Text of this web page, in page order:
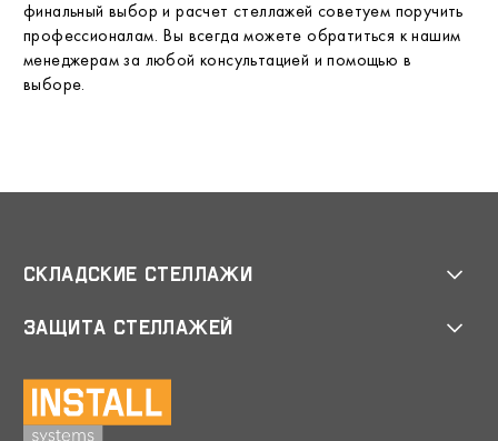
финальный выбор и расчет стеллажей советуем поручить
профессионалам. Вы всегда можете обратиться к нашим
менеджерам за любой консультацией и помощью в
выборе.
Складские стеллажи
Защита стеллажей